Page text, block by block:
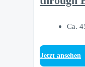
Ca.
Jetzt ansehen